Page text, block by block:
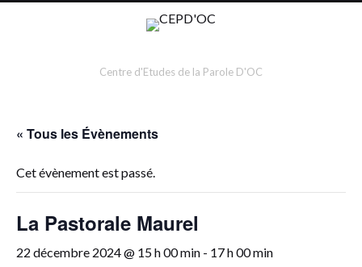
Centre d'Etudes de la Parole D'OC
« Tous les Évènements
Cet évènement est passé.
La Pastorale Maurel
22 décembre 2024 @ 15 h 00 min - 17 h 00 min